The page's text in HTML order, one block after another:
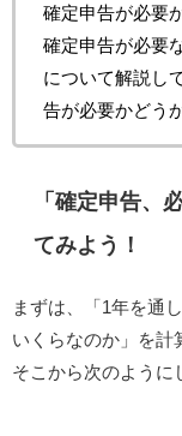
確定申告が必要
確定申告が必要
について解説し
告が必要かどう
「確定申告、
てみよう！
まずは、「1年を通
いくらなのか」を計
そこから次のように